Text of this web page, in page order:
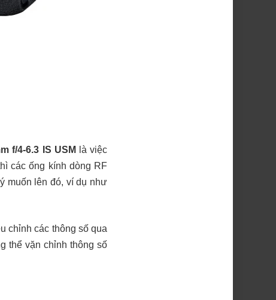
f/4-6.3 IS USM
là việc
các ống kính dòng RF
muốn lên đó, ví dụ như
chỉnh các thông số qua
thể vặn chỉnh thông số